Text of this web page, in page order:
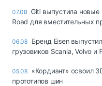
07.08 Giti выпустила
Road для вместительных
06.08 Бренд Eisen
грузовиков Scania, Volvo и
05.08 «Кордиант» освоил
прототипов шин